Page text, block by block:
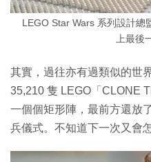
LEGO Star Wars 系列設計
上最後
其實，過往亦有過類似的世
35,210 隻 LEGO「CLONE
一個個矩形陣，最前方還放
兵儀式。不知道下一次又會